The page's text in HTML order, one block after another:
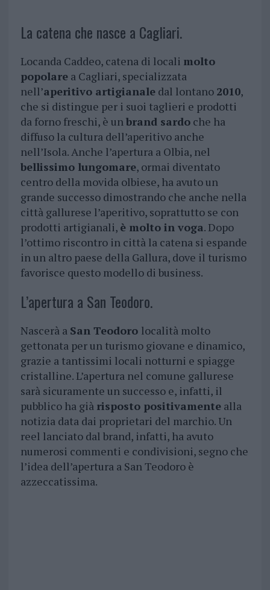
La catena che nasce a Cagliari.
Locanda Caddeo, catena di locali molto
popolarea Cagliari, specializzata
nell’aperitivo artigianaledal lontano 2010,
che si distingue per i suoi taglieri e prodotti
da forno freschi, è unbrand sardoche ha
diffuso la cultura dell’aperitivo anche
nell’Isola. Anche l’apertura a Olbia, nel
bellissimo lungomare, ormai diventato
centro della movida olbiese, ha avuto un
grande successo dimostrando che anche nella
città gallurese l’aperitivo, soprattutto se con
prodotti artigianali, è molto in voga. Dopo
l’ottimo riscontro in città la catena si espande
in un altro paese della Gallura, dove il turismo
favorisce questo modello di business.
L’apertura a San Teodoro.
Nascerà a San Teodoro località molto
gettonata per un turismo giovane e dinamico,
grazie a tantissimi locali notturni e spiagge
cristalline. L’apertura nel comune gallurese
sarà sicuramente un successo e, infatti, il
pubblico ha già risposto positivamentealla
notizia data dai proprietari del marchio. Un
reel lanciato dal brand, infatti, ha avuto
numerosi commenti e condivisioni, segno che
l’idea dell’apertura a San Teodoro è
azzeccatissima.